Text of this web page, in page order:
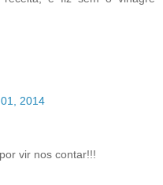
2014
vir nos contar!!!